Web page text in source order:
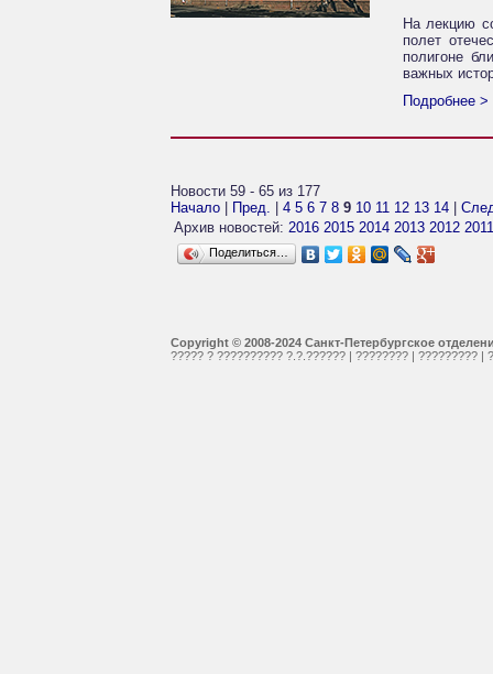
На лекцию
полет
полигоне
важных
Подробнее >
Новости 59 - 65 из 177
Начало
Пред. 4 5 6 7 8 9 10 11 12 13 14
Архив новостей: 2016 2015 2014 2013 2012 2011
Поделиться…
Copyright © 2008-2024 Санкт-Петербургское
????? ? ?????????? ?.?.?????? | ???????? | ????????? |